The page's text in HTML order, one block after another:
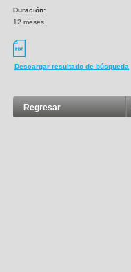
Duración:
12 meses
Descargar resultado de búsqueda
Regresar